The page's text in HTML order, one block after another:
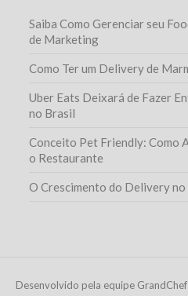
Saiba Como Gerenciar seu
de Marketing
Como Ter um Delivery de
Uber Eats Deixará de Fazer
no Brasil
Conceito Pet Friendly: Como
o Restaurante
O Crescimento do Delivery no
Desenvolvido pela equipe